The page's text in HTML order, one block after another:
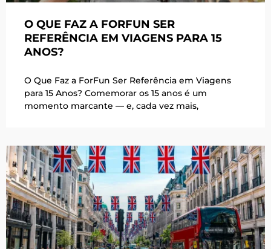
O QUE FAZ A FORFUN SER
REFERÊNCIA EM VIAGENS PARA 15
ANOS?
O Que Faz a ForFun Ser Referência em Viagens
para 15 Anos? Comemorar os 15 anos é um
momento marcante — e, cada vez mais,